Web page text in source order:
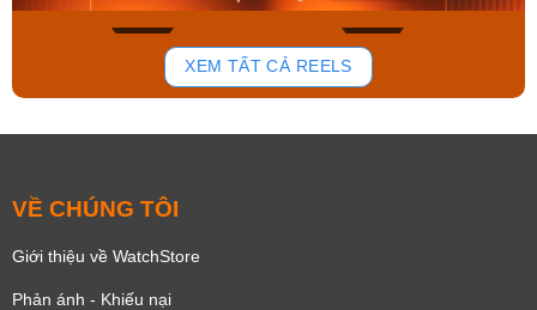
154
XEM TẤT CẢ REELS
VỀ CHÚNG TÔI
Giới thiệu về WatchStore
Phản ánh - Khiếu nại